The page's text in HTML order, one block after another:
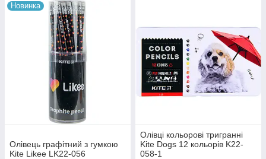
Новинка
Олівець графітний з гумкою
Kite Likee LK22-056
Олівці кольорові тригранні
Kite Dogs 12 кольорів K22-
058-1